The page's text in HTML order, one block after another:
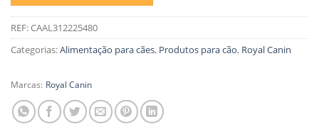
REF:CAAL312225480
Categorias:Alimentação para cães, Produtos para cão, Royal Canin
Marcas: Royal Canin